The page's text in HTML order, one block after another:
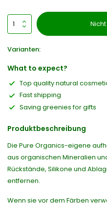
Varianten:
What to expect?
Top quality natural
Fast shipping
Saving greenies for gifts
Produktbeschreibung
Die Pure Organics-eigene
aus organischen Mineralien
Rückstände, Silikone und
entfernen.
Wenn sie vor dem Färben